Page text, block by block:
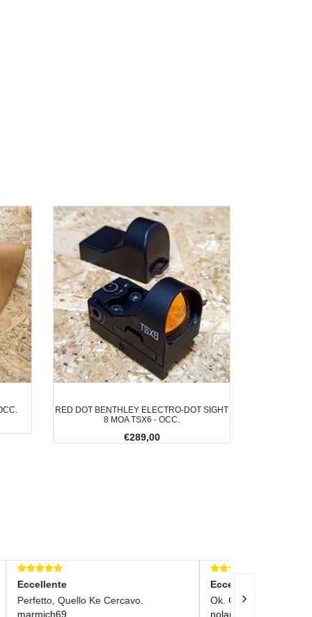
RED DOT BENTHLEY ELECTRO-DOT SIGHT
8 MOA TSX6 - OCC.
€289,00
Eccellente
Ok. Grazie
nolaru
Perfetto,